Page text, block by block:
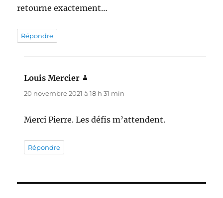
retourne exactement…
Répondre
Louis Mercier
20 novembre 2021 à 18 h 31 min
Merci Pierre. Les défis m’attendent.
Répondre